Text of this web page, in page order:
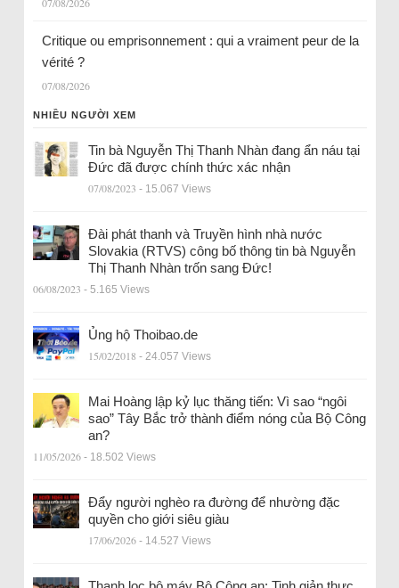
Critique ou emprisonnement : qui a vraiment peur de la
vérité ?
07/08/2026
NHIỀU NGƯỜI XEM
Tin bà Nguyễn Thị Thanh Nhàn đang ẩn náu tại
Đức đã được chính thức xác nhận
07/08/2023 - 15.067 Views
Đài phát thanh và Truyền hình nhà nước
Slovakia (RTVS) công bố thông tin bà Nguyễn
Thị Thanh Nhàn trốn sang Đức!
06/08/2023 - 5.165 Views
Ủng hộ Thoibao.de
15/02/2018 - 24.057 Views
Mai Hoàng lập kỷ lục thăng tiến: Vì sao “ngôi
sao” Tây Bắc trở thành điểm nóng của Bộ Công
an?
11/05/2026 - 18.502 Views
Đẩy người nghèo ra đường để nhường đặc
quyền cho giới siêu giàu
17/06/2026 - 14.527 Views